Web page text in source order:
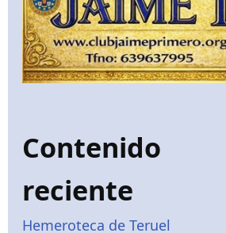
Contenido
reciente
Hemeroteca de Teruel